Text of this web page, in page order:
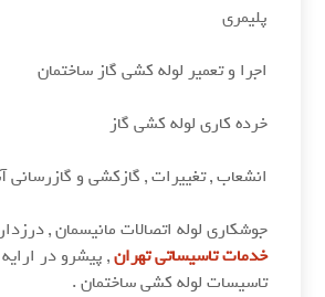
پلیمری
اجرا و تعمیر لوله کشی گاز ساختمان
خرده کاری لوله کشی گاز
انشعاب , تغییرات , گازکشی و گازرسانی
جوشکاری لوله اتصالات مانیسمان ,
خدمات تاسیساتی تهران, پیشرو در
تاسیسات لوله کشی ساختمان .